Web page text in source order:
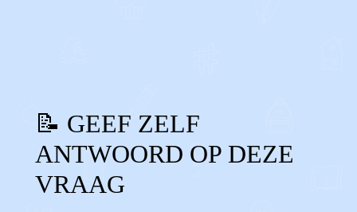
📝 GEEF ZELF
ANTWOORD OP DEZE
VRAAG